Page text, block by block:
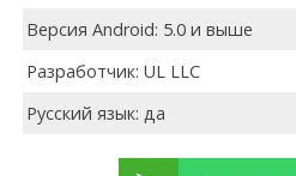
Версия Android: 5.0 и выше
Разработчик: UL LLC
Русский язык: да